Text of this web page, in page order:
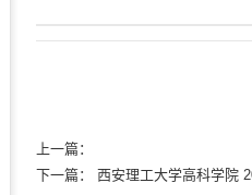
上一篇：
下一篇： 西安理工大学高科学院